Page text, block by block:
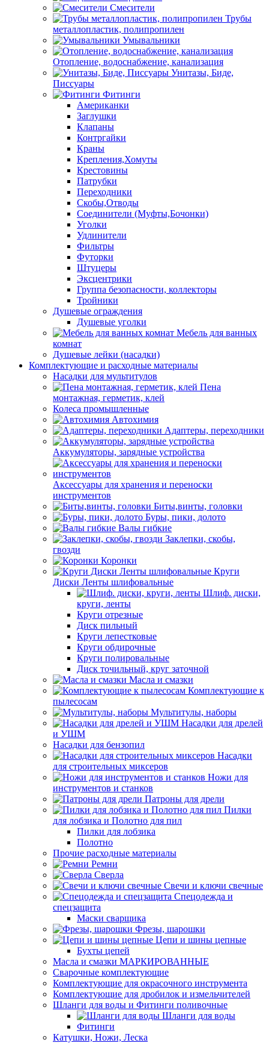
Смесители
Трубы
металлопластик, полипропилен
Умывальники
Отопление, водоснабжение, канализация
Унитазы, Биде,
Писсуары
Фитинги
Американки
Заглушки
Клапаны
Контргайки
Краны
Крепления,Хомуты
Крестовины
Патрубки
Переходники
Скобы,Отводы
Соединители (Муфты,Бочонки)
Уголки
Удлинители
Фильтры
Футорки
Штуцеры
Эксцентрики
Группа безопасности, коллекторы
Тройники
Душевые ограждения
Душевые уголки
Мебель для ванных
комнат
Душевые лейки (насадки)
Комплектующие и расходные материалы
Насадки для мультитулов
Пена
монтажная, герметик, клей
Колеса промышленные
Автохимия
Адаптеры, переходники
Аккумуляторы, зарядные устройства
Аксессуары для хранения и переноски
инструментов
Биты,винты, головки
Буры, пики, долото
Валы гибкие
Заклепки, скобы,
гвозди
Коронки
Круги
Диски Ленты шлифовальные
Шлиф. диски,
круги, ленты
Круги отрезные
Диск пильный
Круги лепестковые
Круги обдирочные
Круги полировальные
Диск точильный, круг заточной
Масла и смазки
Комплектующие к
пылесосам
Мультитулы, наборы
Насадки для дрелей
и УШМ
Насадки для бензопил
Насадки
для строительных миксеров
Ножи для
инструментов и станков
Патроны для дрели
Пилки
для лобзика и Полотно для пил
Пилки для лобзика
Полотно
Прочие расходные материалы
Ремни
Сверла
Свечи и ключи свечные
Спецодежда и
спецзащита
Маски сварщика
Фрезы, шарошки
Цепи и шины цепные
Бухты цепей
Масла и смазки МАРКИРОВАННЫЕ
Сварочные комплектующие
Комплектующие для окрасочного инструмента
Комплектующие для дробилок и измельчителей
Шланги для воды и Фитинги поливочные
Шланги для воды
Фитинги
Катушки, Ножи, Леска